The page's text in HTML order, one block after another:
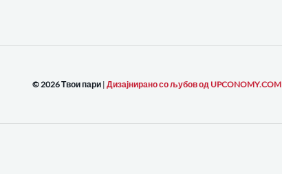
© 2026 Твои пари | Дизајнирано со љубов од UPCONOMY.COM